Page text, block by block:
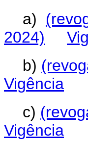
a)
2024)
b)
Vigência
c)
Vigência